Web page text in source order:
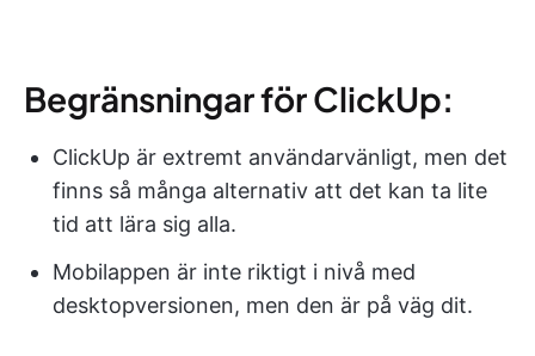
Begränsningar för ClickUp:
ClickUp är extremt användarvänligt, men det
finns så många alternativ att det kan ta lite
tid att lära sig alla.
Mobilappen är inte riktigt i nivå med
desktopversionen, men den är på väg dit.